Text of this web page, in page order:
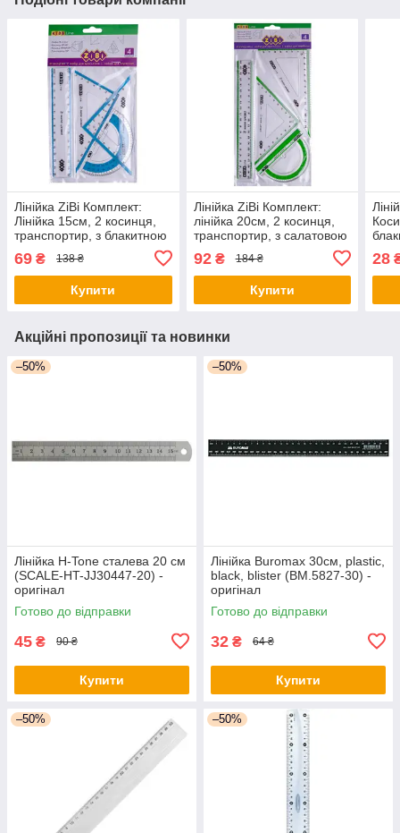
Лінійка ZiBi Комплект:
Лінійка 15см, 2 косинця,
транспортир, з блакитною
оригінал
69 ₴ 138 ₴
Купити
Лінійка ZiBi Комплект:
лінійка 20см, 2 косинця,
транспортир, з салатовою
оригінал
92₴ 184 ₴
Купити
28
Акційні пропозиції та новинки
–50%
Лінійка H-Tone сталева 20 см
(SCALE-HT-JJ30447-20) -
оригінал
Готово до відправки
45 ₴ 90 ₴
Купити
–50%
Лінійка Buromax 30см, plastic,
black, blister (BM.5827-30) -
оригінал
Готово до відправки
32 ₴ 64 ₴
Купити
–50% –50%